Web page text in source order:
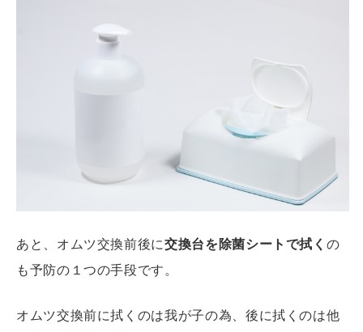
あと、オムツ交換前後に交換台を除菌シートで拭く の
も予防の１つの手段です。
オムツ交換前に拭くのは我が子の為、後に拭くのは他